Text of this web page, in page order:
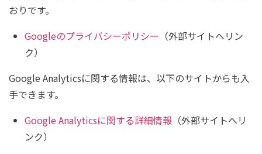
おりです。
Googleのプライバシーポリシー （外部サイトへリン
ク）
Google Analyticsに関する情報は、以下のサイトからも入
手できます。
Google Analyticsに関する詳細情報 （外部サイトへリ
ンク）